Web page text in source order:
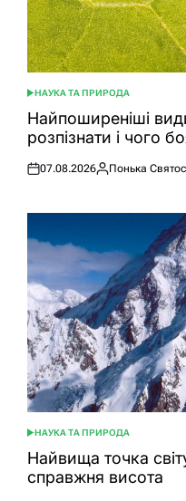
ОПУБЛІКУВАТИ
У
НАУКА ТА ПРИРОДА
Найпоширеніші
розпізнати і чого
Оприлюднено
07.08.2026
Опубліковано
Понька
ОПУБЛІКУВАТИ
У
НАУКА ТА ПРИРОДА
Найвища точка
справжня висота